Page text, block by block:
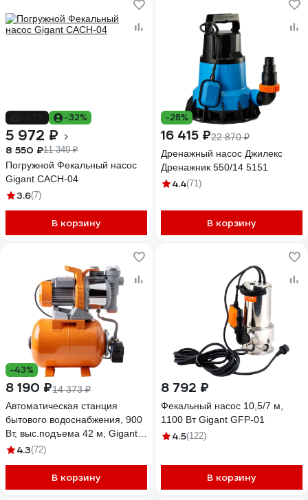
-32%
5 972 ₽
8 550 ₽11 349 ₽
Погружной Фекальный насос
Gigant CACH-04
3.6(7)
В корзину
-28%
16 415 ₽22 870 ₽
Дренажный насос Джилекс
Дренажник 550/14 5151
4.4(71)
В корзину
-43%
8 190 ₽14 373 ₽
Автоматическая станция
бытового водоснабжения, 900
Вт, выс.подъема 42 м, Gigant
GP-11
4.3(72)
В корзину
8 792 ₽
Фекальный насос 10,5/7 м,
1100 Вт Gigant GFP-01
4.5(122)
В корзину